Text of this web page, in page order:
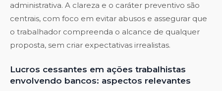
administrativa. A clareza e o caráter preventivo são
centrais, com foco em evitar abusos e assegurar que
o trabalhador compreenda o alcance de qualquer
proposta, sem criar expectativas irrealistas.
Lucros cessantes em ações trabalhistas
envolvendo bancos: aspectos relevantes